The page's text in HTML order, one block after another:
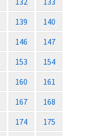
139
140
146
147
153
154
160
161
167
168
174
175